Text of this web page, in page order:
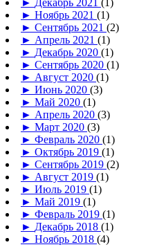
► Декабрь 2021 (1)
► Ноябрь 2021 (1)
► Сентябрь 2021 (2)
► Апрель 2021 (1)
► Декабрь 2020 (1)
► Сентябрь 2020 (1)
► Август 2020 (1)
► Июнь 2020 (3)
► Май 2020 (1)
► Апрель 2020 (3)
► Март 2020 (3)
► Февраль 2020 (1)
► Октябрь 2019 (1)
► Сентябрь 2019 (2)
► Август 2019 (1)
► Июль 2019 (1)
► Май 2019 (1)
► Февраль 2019 (1)
► Декабрь 2018 (1)
► Ноябрь 2018 (4)